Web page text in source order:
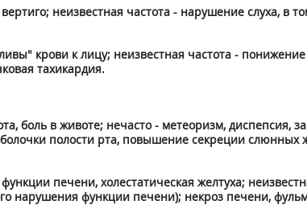
неизвестная частота - нарушение слуха, в
крови к лицу; неизвестная частота -
тахикардия.
боль в животе; нечасто - метеоризм, диспепсия,
полости рта, повышение секреции слюнных
печени, холестатическая желтуха;
нарушения функции печени); некроз печени,